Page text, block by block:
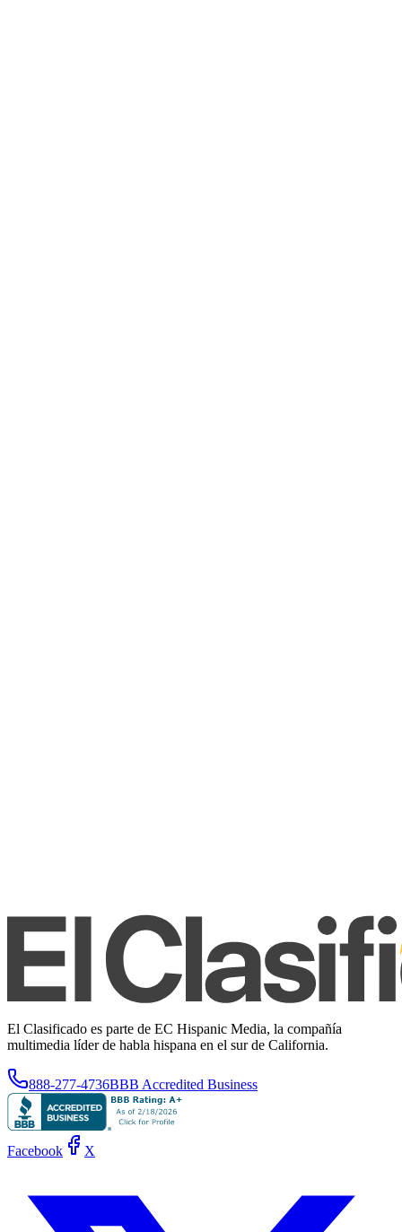
El Clasificado es parte de EC Hispanic Media, la compañía
multimedia líder de habla hispana en el sur de California.
888-277-4736BBB Accredited Business
Facebook X